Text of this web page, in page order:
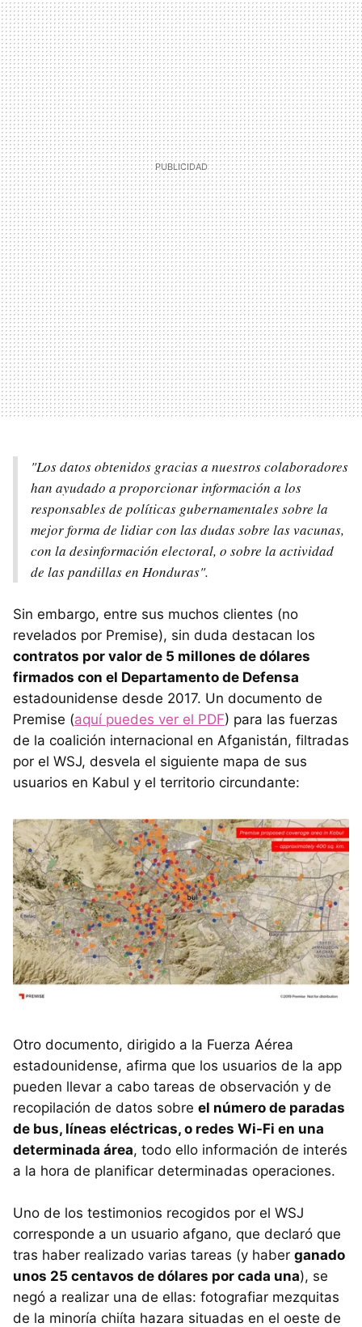
"Los datos obtenidos gracias a nuestros colaboradores
han ayudado a proporcionar información a los
responsables de políticas gubernamentales sobre la
mejor forma de lidiar con las dudas sobre las vacunas,
con la desinformación electoral, o sobre la actividad
de las pandillas en Honduras".
Sin embargo, entre sus muchos clientes (no
revelados por Premise), sin duda destacan los
contratos por valor de 5 millones de dólares
firmados con el Departamento de Defensa
estadounidense desde 2017. Un documento de
Premise (aquí puedes ver el PDF) para las fuerzas
de la coalición internacional en Afganistán, filtradas
por el WSJ, desvela el siguiente mapa de sus
usuarios en Kabul y el territorio circundante:
Otro documento, dirigido a la Fuerza Aérea
estadounidense, afirma que los usuarios de la app
pueden llevar a cabo tareas de observación y de
recopilación de datos sobre el número de paradas
de bus, líneas eléctricas, o redes Wi-Fi en una
determinada área, todo ello información de interés
a la hora de planificar determinadas operaciones.
Uno de los testimonios recogidos por el WSJ
corresponde a un usuario afgano, que declaró que
tras haber realizado varias tareas (y haber ganado
unos 25 centavos de dólares por cada una), se
negó a realizar una de ellas: fotografiar mezquitas
de la minoría chiíta hazara situadas en el oeste de